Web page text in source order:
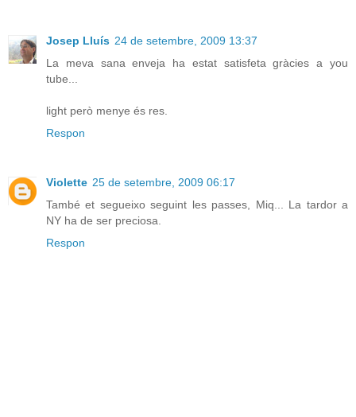
Josep Lluís 24 de setembre, 2009 13:37
La meva sana enveja ha estat satisfeta gràcies a you
tube...
light però menye és res.
Respon
Violette 25 de setembre, 2009 06:17
També et segueixo seguint les passes, Miq... La tardor a
NY ha de ser preciosa.
Respon